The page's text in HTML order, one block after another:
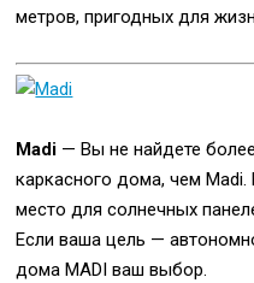
метров, пригодных для
Madi — Вы не найдете
каркасного дома, чем
место для солнечных
Если ваша цель —
дома MADI ваш выбор.